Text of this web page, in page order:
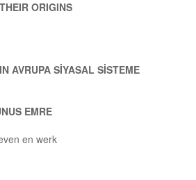
ORIGINS
AVRUPA SİYASAL SİSTEME
EMRE
en werk